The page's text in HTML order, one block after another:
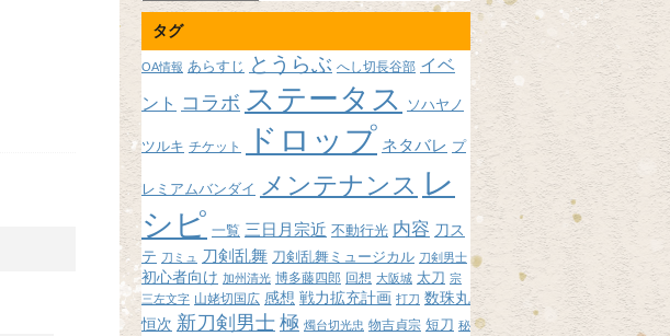
ー
カ
イ
ブ
タグ
OA情報 あらすじ とうらぶ へし切長谷部 イベ
ント コラボ ステータス ソハヤノ
ツルキ チケット ドロップ ネタバレ プ
レミアムバンダイ メンテナンス レ
シピ 一覧 三日月宗近 不動行光 内容 刀ス
テ 刀ミュ 刀剣乱舞 刀剣乱舞ミュージカル 刀剣男士
初心者向け 加州清光 博多藤四郎 回想 大阪城 太刀 宗
三左文字 山姥切国広 感想 戦力拡充計画 打刀 数珠丸
恒次 新刀剣男士 極 燭台切光忠 物吉貞宗 短刀 秘